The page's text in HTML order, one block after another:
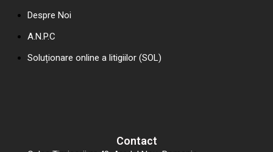
Despre Noi
A.N.P.C
Soluționare online a litigiilor (SOL)
Contact